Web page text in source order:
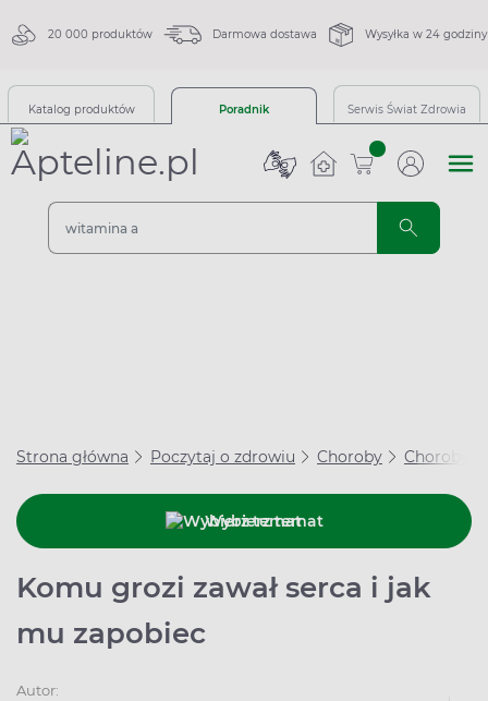
20 000 produktów Darmowa dostawa Wysyłka w 24 godziny
Katalog produktów Poradnik Serwis Świat Zdrowia
sztuk
Strona główna Poczytaj o zdrowiu Choroby Choroby
Wybierz temat
Komu grozi zawał serca i jak
mu zapobiec
Autor: